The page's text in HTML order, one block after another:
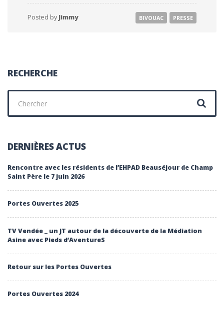
DE
NOUS
DANS…
Posted by Jimmy BIVOUAC PRESSE
RECHERCHE
DERNIÈRES ACTUS
Rencontre avec les résidents de l’EHPAD Beauséjour de Champ
Saint Père le 7 juin 2026
Portes Ouvertes 2025
TV Vendée _ un JT autour de la découverte de la Médiation
Asine avec Pieds d’AventureS
Retour sur les Portes Ouvertes
Portes Ouvertes 2024